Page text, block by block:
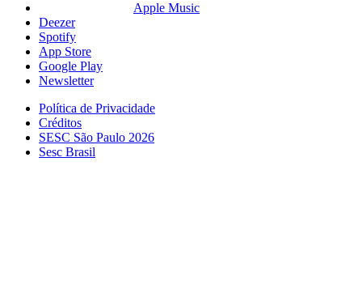
Apple Music
Deezer
Spotify
App Store
Google Play
Newsletter
Política de Privacidade
Créditos
SESC São Paulo 2026
Sesc Brasil